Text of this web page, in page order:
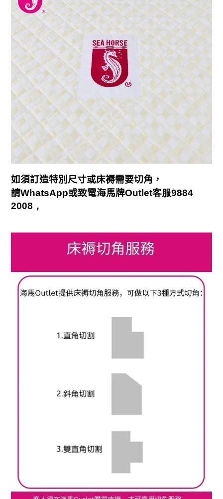
如須訂造特別尺寸或床褥需要切角，
請WhatsApp或致電海馬牌Outlet客服9884
2008 ，